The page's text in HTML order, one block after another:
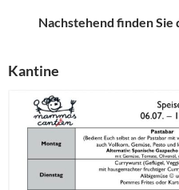
Nachstehend finden Sie
Kantine